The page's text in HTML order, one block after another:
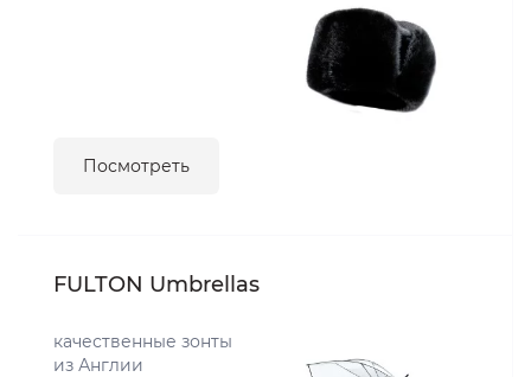
Посмотреть
FULTON Umbrellas
качественные зонты
из Англии